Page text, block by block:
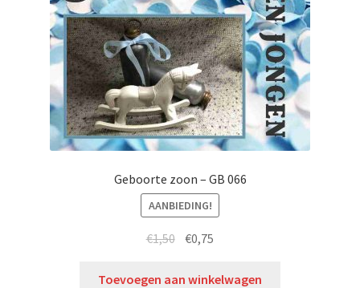
Geboorte zoon – GB 066
AANBIEDING!
€1,50 €0,75
Toevoegen aan winkelwagen